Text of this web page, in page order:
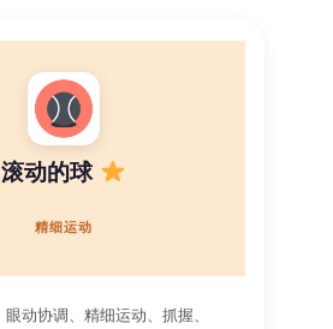
滚动的球
精细运动
眼动协调、精细运动、抓握、